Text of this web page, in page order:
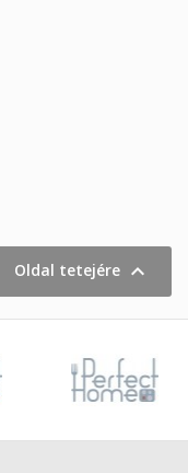
Oldal tetejére 